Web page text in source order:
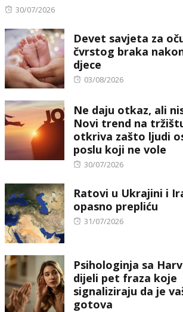
Posted
30/07/2026
Devet savjeta za
čvrstog braka
djece
Posted
03/08/2026
Ne daju otkaz, ali
Novi trend na
otkriva zašto ljudi
poslu koji ne vole
Posted
30/07/2026
Ratovi u Ukrajini i
opasno prepliću
Posted
31/07/2026
Psihologinja sa
dijeli pet fraza koje
signaliziraju da je
gotova